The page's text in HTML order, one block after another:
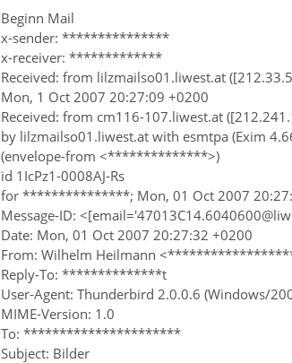
Beginn Mail
x-sender: ***************
x-receiver: *************
Received: from lilzmailso01.liwest.at
Mon, 1 Oct 2007 20:27:09 +0200
Received: from cm116-107.liwest.at
by lilzmailso01.liwest.at with esmtpa (Exim
(envelope-from <**************>)
id 1IcPz1-0008AJ-Rs
for ***************; Mon, 01 Oct 2007
Message-ID:
Date: Mon, 01 Oct 2007 20:27:32 +0200
From: Wilhelm Heilmann
Reply-To: **************t
User-Agent: Thunderbird 2.0.0.6 (Windows/
MIME-Version: 1.0
To: **********************
Subject: Bilder